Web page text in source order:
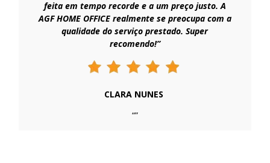
feita em tempo recorde e a um preço justo. A
AGF HOME OFFICE realmente se preocupa com a
qualidade do serviço prestado. Super
recomendo!”
CLARA NUNES
“”